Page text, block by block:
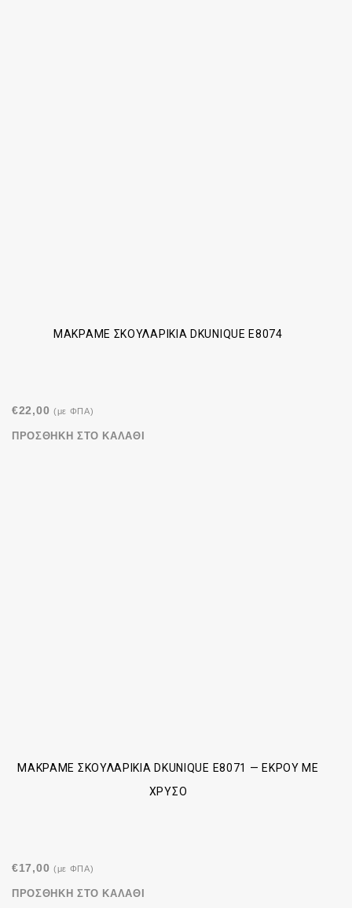
ΜΑΚΡΑΜΈ ΣΚΟΥΛΑΡΊΚΙΑ DKUNIQUE E8074
€22,00 (με ΦΠΑ)
ΠΡΟΣΘΉΚΗ ΣΤΟ ΚΑΛΆΘΙ
ΜΑΚΡΑΜΈ ΣΚΟΥΛΑΡΊΚΙΑ DKUNIQUE E8071 — ΕΚΡΟΎ ΜΕ
ΧΡΥΣΌ
€17,00 (με ΦΠΑ)
ΠΡΟΣΘΉΚΗ ΣΤΟ ΚΑΛΆΘΙ